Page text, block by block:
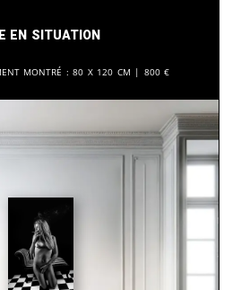
en situation
montré : 80 x 120 cm | 800 €